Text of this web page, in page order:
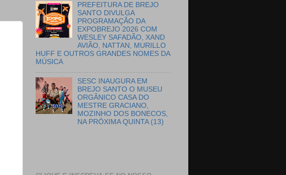
PREFEITURA DE BREJO
SANTO DIVULGA
PROGRAMAÇÃO DA
EXPOBREJO 2026 COM
WESLEY SAFADÃO, XAND
AVIÃO, NATTAN, MURILLO
HUFF E OUTROS GRANDES NOMES DA
MÚSICA
SESC INAUGURA EM
BREJO SANTO O MUSEU
ORGÂNICO CASA DO
MESTRE GRACIANO,
MOZINHO DOS BONECOS,
NA PRÓXIMA QUINTA (13)